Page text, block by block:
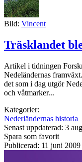
Bild: Vincent
Träsklandet
Artikel i tidningen
Nedeländernas
det som i dag utgör
och våtmarker...
Kategorier:
Nederländernas historia
Senast uppdaterad: 3
Spara som favorit
Publicerad: 11 juni 2009